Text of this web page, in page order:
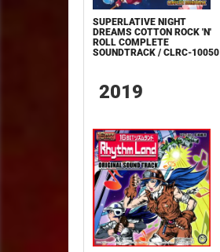
SUPERLATIVE NIGHT
DREAMS COTTON ROCK 'N'
ROLL COMPLETE
SOUNDTRACK / CLRC-10050
2019